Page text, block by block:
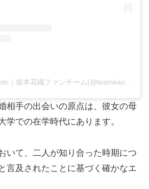
Team Kaori Sakamoto｜坂本花織ファンチーム(@teamkaori_sakamoto)がシェアした投稿
相手の出会いの原点は、彼女の母
学での在学時代にあります。
いて、二人が知り合った時期につ
言及されたことに基づく確かなエ